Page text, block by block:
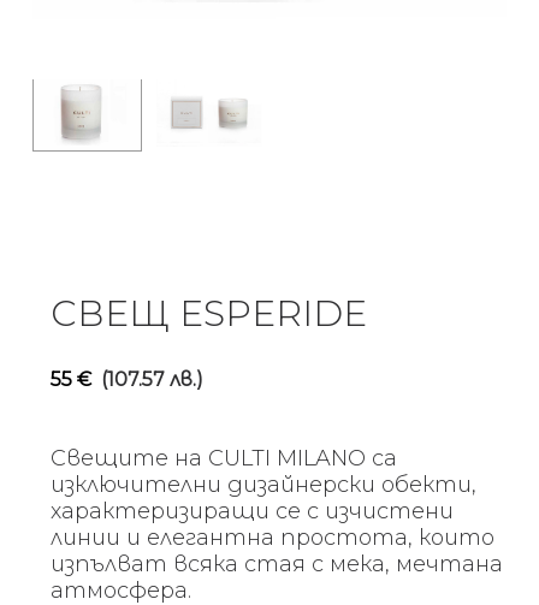
СВЕЩ ESPERIDE
55 € (107.57 лв.)
Свещите на CULTI MILANO са
изключителни дизайнерски обекти,
характеризиращи се с изчистени
линии и елегантна простота, които
изпълват всяка стая с мека, мечтана
атмосфера.